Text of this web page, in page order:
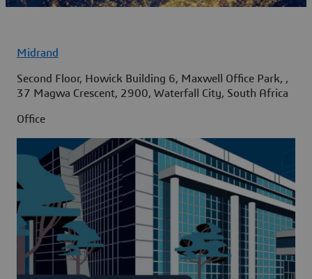
Midrand
Second Floor, Howick Building 6, Maxwell Office Park, ,
37 Magwa Crescent, 2900, Waterfall City, South Africa
Office